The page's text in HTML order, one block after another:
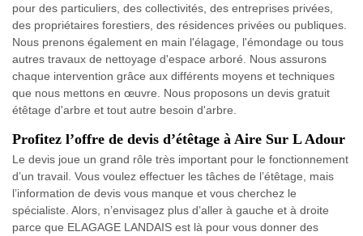
pour des particuliers, des collectivités, des entreprises privées,
des propriétaires forestiers, des résidences privées ou publiques.
Nous prenons également en main l'élagage, l'émondage ou tous
autres travaux de nettoyage d'espace arboré. Nous assurons
chaque intervention grâce aux différents moyens et techniques
que nous mettons en œuvre. Nous proposons un devis gratuit
étêtage d'arbre et tout autre besoin d'arbre.
Profitez l’offre de devis d’étêtage à Aire Sur L Adour
Le devis joue un grand rôle très important pour le fonctionnement
d’un travail. Vous voulez effectuer les tâches de l’étêtage, mais
l’information de devis vous manque et vous cherchez le
spécialiste. Alors, n’envisagez plus d’aller à gauche et à droite
parce que ELAGAGE LANDAIS est là pour vous donner des